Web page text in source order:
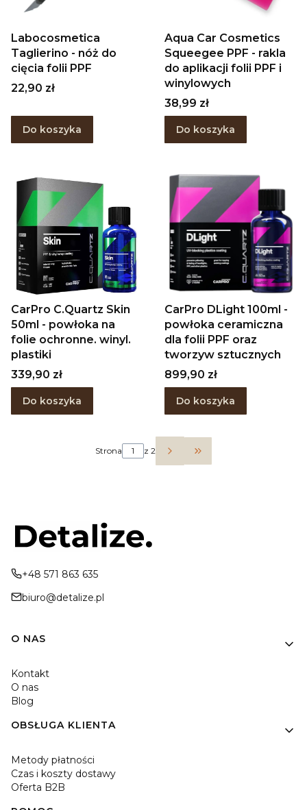
Labocosmetica
Taglierino - nóż do
cięcia folii PPF
Cena
22,90 zł
Do koszyka
Aqua Car Cosmetics
Squeegee PPF - rakla
do aplikacji folii PPF i
winylowych
Cena
38,99 zł
Do koszyka
CarPro C.Quartz Skin
50ml - powłoka na
folie ochronne. winyl.
plastiki
Cena
339,90 zł
Do koszyka
CarPro DLight 100ml -
powłoka ceramiczna
dla folii PPF oraz
tworzyw sztucznych
Cena
899,90 zł
Do koszyka
Strona z 2 Przejdź do ostatniej
+48 571 863 635
biuro@detalize.pl
Linki w stopce
O NAS
Kontakt
O nas
Blog
OBSŁUGA KLIENTA
Metody płatności
Czas i koszty dostawy
Oferta B2B